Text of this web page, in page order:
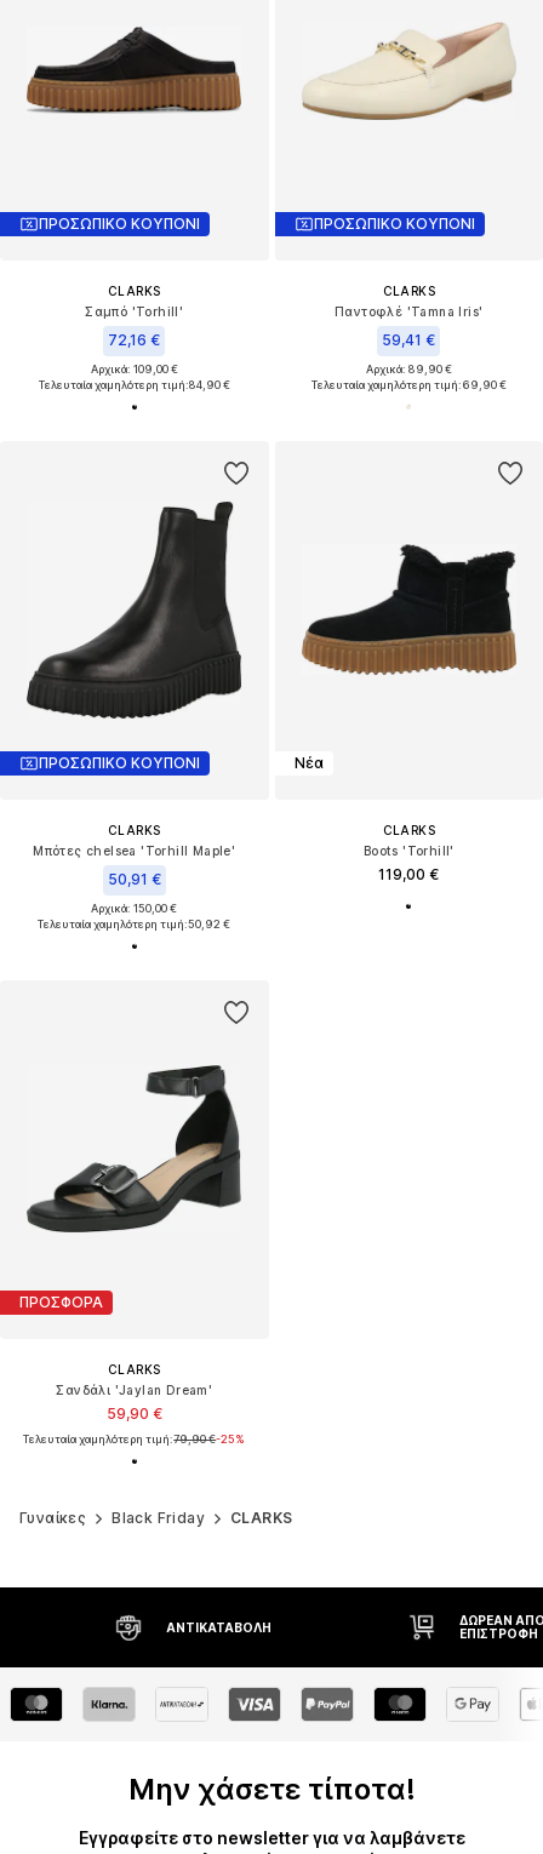
ΠΡΟΣΩΠΙΚΟ ΚΟΥΠΟΝΙ
CLARKS
Σαμπό 'Torhill'
72,16 €
Αρχικά: 109,00 €
Τελευταία χαμηλότερη τιμή:84,90 €
ΠΡΟΣΩΠΙΚΟ ΚΟΥΠΟΝΙ
CLARKS
Παντοφλέ 'Tamna Iris'
59,41 €
Αρχικά: 89,90 €
Τελευταία χαμηλότερη τιμή:69,90 €
ΠΡΟΣΩΠΙΚΟ ΚΟΥΠΟΝΙ
CLARKS
Μπότες chelsea 'Torhill Maple'
50,91 €
Αρχικά: 150,00 €
Τελευταία χαμηλότερη τιμή:50,92 €
Νέα
CLARKS
Boots 'Torhill'
119,00 €
ΠΡΟΣΦΟΡΑ
CLARKS
Σανδάλι 'Jaylan Dream'
59,90 €
Τελευταία χαμηλότερη τιμή:79,90 €-25%
Γυναίκες Black Friday CLARKS
ΔΩΡΕΆΝ ΑΠΟΣΤΟΛΉ* ΚΑΙ
ΕΠΙΣΤΡΟΦΉ
ΔΙΚΑΊΩΜΑ
ΗΜΕΡΏΝ
Μην χάσετε τίποτα!
Εγγραφείτε στο newsletter για να λαμβάνετε